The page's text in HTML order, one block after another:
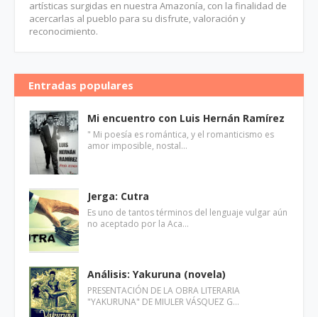
artísticas surgidas en nuestra Amazonía, con la finalidad de
acercarlas al pueblo para su disfrute, valoración y
reconocimiento.
Entradas populares
Mi encuentro con Luis Hernán Ramírez
" Mi poesía es romántica, y el romanticismo es
amor imposible, nostal…
Jerga: Cutra
Es uno de tantos términos del lenguaje vulgar aún
no aceptado por la Aca…
Análisis: Yakuruna (novela)
PRESENTACIÓN DE LA OBRA LITERARIA
"YAKURUNA" DE MIULER VÁSQUEZ G…